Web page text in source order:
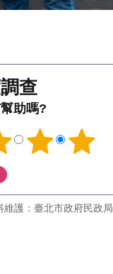
查
助嗎?
維護：臺北市政府民政局